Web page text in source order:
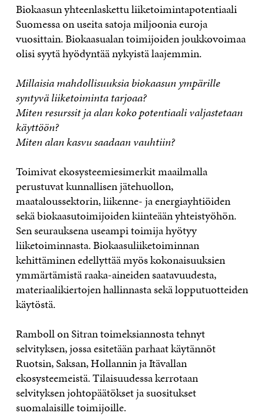
Biokaasun yhteenlaskettu liiketoimintapotentiaali
Suomessa on useita satoja miljoonia euroja
vuosittain. Biokaasualan toimijoiden joukkovoimaa
olisi syytä hyödyntää nykyistä laajemmin.
Millaisia mahdollisuuksia biokaasun ympärille
syntyvä liiketoiminta tarjoaa?
Miten resurssit ja alan koko potentiaali valjastetaan
käyttöön?
Miten alan kasvu saadaan vauhtiin?
Toimivat ekosysteemiesimerkit maailmalla
perustuvat kunnallisen jätehuollon,
maataloussektorin, liikenne- ja energiayhtiöiden
sekä biokaasutoimijoiden kiinteään yhteistyöhön.
Sen seurauksena useampi toimija hyötyy
liiketoiminnasta. Biokaasuliiketoiminnan
kehittäminen edellyttää myös kokonaisuuksien
ymmärtämistä raaka-aineiden saatavuudesta,
materiaalikiertojen hallinnasta sekä lopputuotteiden
käytöstä.
Ramboll on Sitran toimeksiannosta tehnyt
selvityksen, jossa esitetään parhaat käytännöt
Ruotsin, Saksan, Hollannin ja Itävallan
ekosysteemeistä. Tilaisuudessa kerrotaan
selvityksen johtopäätökset ja suositukset
suomalaisille toimijoille.